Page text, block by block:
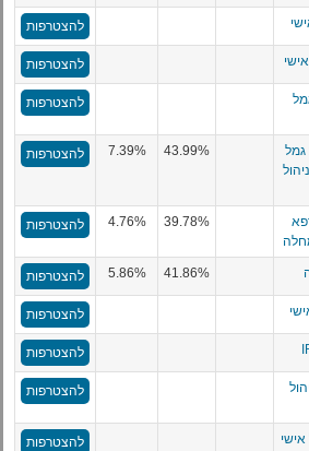
להצטרפות
להצטרפות
להצטרפות
גמל
43.99%
7.39% להצטרפות
39.78%
4.76% להצטרפות
41.86%
5.86% להצטרפות
להצטרפות
להצטרפות
להצטרפות
להצטרפות